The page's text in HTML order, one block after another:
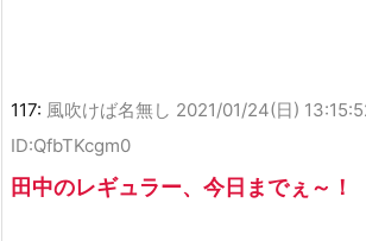
117: 風吹けば名無し 2021/01/24(日)
ID:QfbTKcgm0
田中のレギュラー、今日までぇ～！